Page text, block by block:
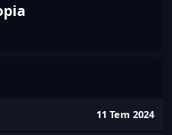
11 Tem 2024